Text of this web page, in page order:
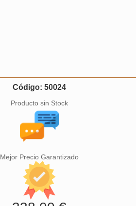
Código: 50024
Producto sin Stock
Mejor Precio Garantizado